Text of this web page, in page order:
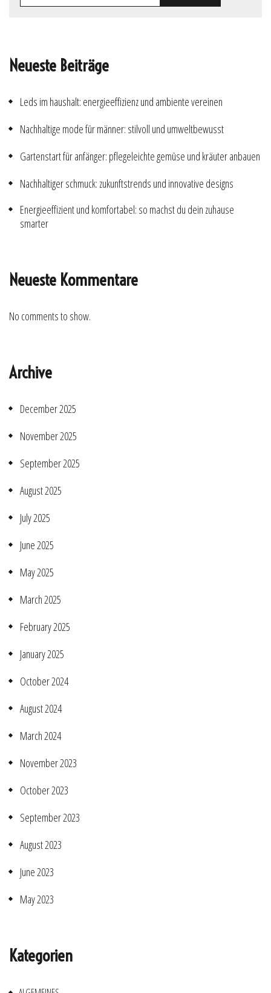
Neueste Beiträge
Leds im haushalt: energieeffizienz und ambiente vereinen
Nachhaltige mode für männer: stilvoll und umweltbewusst
Gartenstart für anfänger: pflegeleichte gemüse und kräuter anbauen
Nachhaltiger schmuck: zukunftstrends und innovative designs
Energieeffizient und komfortabel: so machst du dein zuhause
smarter
Neueste Kommentare
No comments to show.
Archive
December 2025
November 2025
September 2025
August 2025
July 2025
June 2025
May 2025
March 2025
February 2025
January 2025
October 2024
August 2024
March 2024
November 2023
October 2023
September 2023
August 2023
June 2023
May 2023
Kategorien